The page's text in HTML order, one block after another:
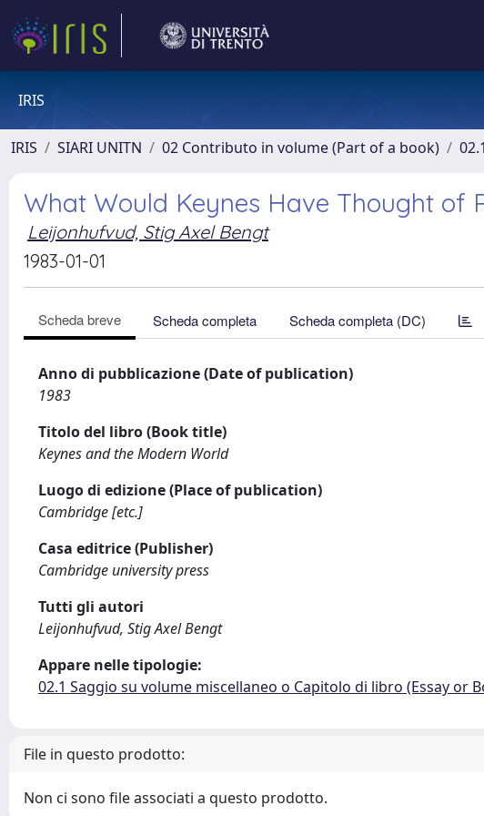
IRIS
IRIS SIARI UNITN 02 Contributo in volume (Part of a book)
What Would Keynes Have Thought of
Leijonhufvud, Stig Axel Bengt
1983-01-01
Scheda breve Scheda completa Scheda completa (DC)
Anno di pubblicazione (Date of publication)
1983
Titolo del libro (Book title)
Keynes and the Modern World
Luogo di edizione (Place of publication)
Cambridge [etc.]
Casa editrice (Publisher)
Cambridge university press
Tutti gli autori
Leijonhufvud, Stig Axel Bengt
Appare nelle tipologie:
02.1 Saggio su volume miscellaneo o Capitolo di libro (Essay or
File in questo prodotto:
Non ci sono file associati a questo prodotto.